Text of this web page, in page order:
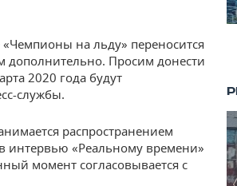
на льду» переносится
дополнительно. Просим донести
2020 года будут
службы.
распространением
интервью «Реальному времени»
момент согласовывается с